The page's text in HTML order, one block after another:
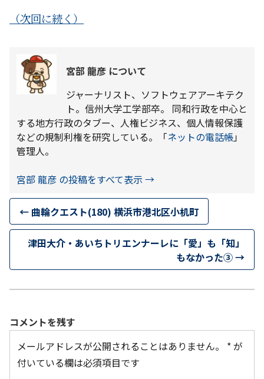
（次回に続く）
宮部 龍彦 について
ジャーナリスト、ソフトウェアアーキテク
ト。信州大学工学部卒。 同和行政を中心と
する地方行政のタブー、人権ビジネス、個人情報保護
などの規制利権を研究している。「ネットの電話帳」
管理人。
宮部 龍彦 の投稿をすべて表示 →
← 曲輪クエスト(180) 横浜市港北区小机町
津田大介・あいちトリエンナーレに「愛」も「知」
もなかった③→
コメントを残す
メールアドレスが公開されることはありません。
*が
付いている欄は必須項目です